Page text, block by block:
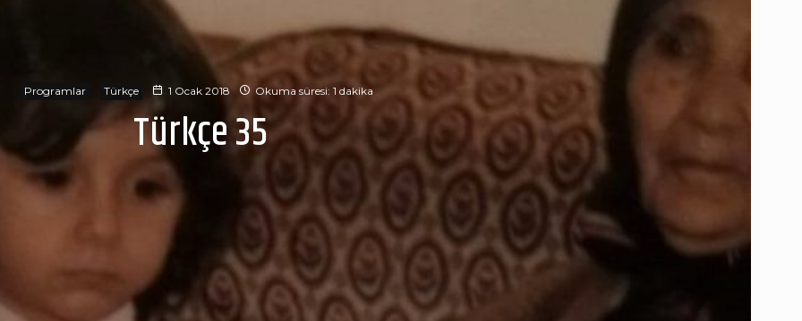
Programlar Türkçe 1 Ocak 2018 Okuma süresi: 1 dakika
Türkçe 35